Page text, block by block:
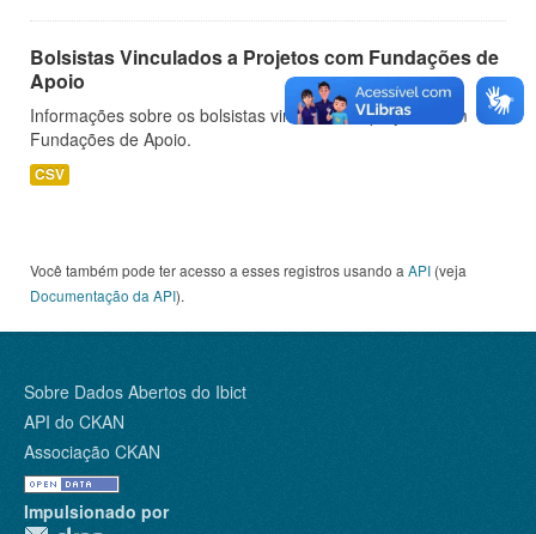
Bolsistas Vinculados a Projetos com Fundações de
Apoio
Informações sobre os bolsistas vinculados a projetos com
Fundações de Apoio.
CSV
Você também pode ter acesso a esses registros usando a API (veja
Documentação da API).
Sobre Dados Abertos do Ibict
API do CKAN
Associação CKAN
Impulsionado por